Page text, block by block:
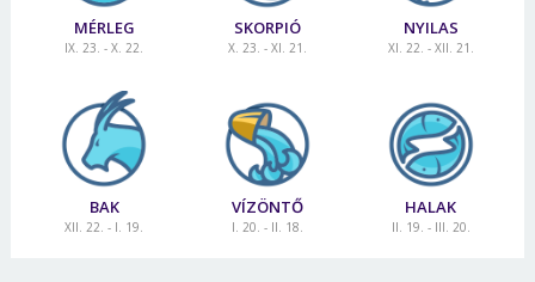
MÉRLEG
IX. 23. - X. 22.
SKORPIÓ
X. 23. - XI. 21.
NYILAS
XI. 22. - XII. 21.
BAK
XII. 22. - I. 19.
VÍZÖNTŐ
I. 20. - II. 18.
HALAK
II. 19. - III. 20.